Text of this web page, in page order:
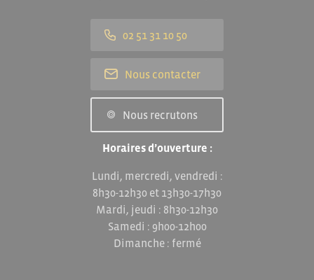
02 51 31 10 50
Nous contacter
Nous recrutons
Horaires d’ouverture :
Lundi, mercredi, vendredi :
8h30-12h30 et 13h30-17h30
Mardi, jeudi : 8h30-12h30
Samedi : 9h00-12h00
Dimanche : fermé